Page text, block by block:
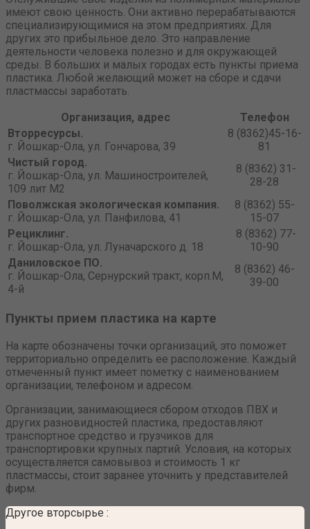
имеют свою ценность. Они активно перерабатываются
специализирующимися на этом предприятиях. Для
других это прибыльное дело. Это направление
деятельности человека полезно и для окружающей
среды. В больших и малых городах есть пункты приема
пластика. Любой желающий может на сборе и сдачи
пластмассы заработать.
Организация, адрес
Телефон
Вторресурсы.
г. Йошкар-Ола, ул. Гончарова, 39
8 (8362)45-16-
81
Чистый город.
г. Йошкар-Ола, ул. Машиностроителей,
109 лит М2
8 (8362) 31-
28-28
Поволжская экологическая компания.
г. Йошкар-Ола, ул. Панфилова, 41
8 (8362) 55-
15-07
Рециклинг.
г. Йошкар-Ола, ул. Луначарского д. 18
8 (8362) 77-
10-90
Даниловское ПО.
г. Йошкар-Ола, Сернурский тракт, корп.М,
4-й
8 (8362) 46-
39-00
Пункты прием пластика на карте
На карте обозначены точки организаций, это поможет
территориально определить ее расположение. Каждый
отмеченный пункт имеет пометку с наименованием
организации, телефоном и адресом.
Организации, занимающиеся сбором отходов ПВХ и
других разновидностей пластика, предоставляют
транспортное средство и грузчиков для
транспортировки крупных партий. Условия, на которых
осуществляется самовывоз и стоимость 1 кг
пластмассы, стоит заранее уточнить у представителей
фирм.
Другое вторсырье :